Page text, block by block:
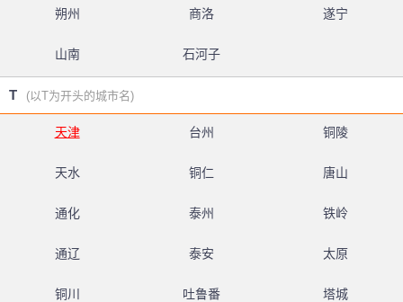
朔州 商洛 遂宁
山南 石河子
T (以T为开头的城市名)
天津 台州 铜陵
天水 铜仁 唐山
通化 泰州 铁岭
通辽 泰安 太原
铜川 吐鲁番 塔城